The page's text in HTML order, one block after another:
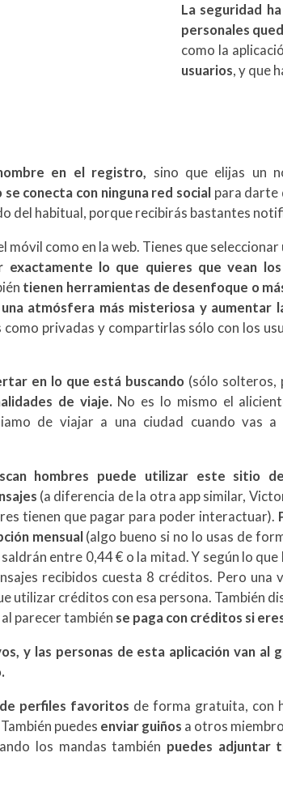
La seguridad
personales
como la
usuarios, y que
en el registro, sino que elijas un
se conecta con ninguna red social para darte
del habitual, porque recibirás bastantes
móvil como en la web. Tienes que
exactamente lo que quieres que vean los
tienen herramientas de desenfoque o
atmósfera más misteriosa y aumentar
privadas y compartirlas sólo con los
en lo que está buscando (sólo solteros,
de viaje. No es lo mismo el
de viajar a una ciudad cuando vas a
hombres puede utilizar este sitio
(a diferencia de la otra app similar,
tienen que pagar para poder interactuar).
mensual(algo bueno si no lo usas de
entre 0,44 € o la mitad. Y según lo
recibidos cuesta 8 créditos. Pero una
utilizar créditos con esa persona. También
parecer también se paga con créditos si
y las personas de esta aplicación van al
perfiles favoritos de forma gratuita, con
puedes enviar guiños a otros
los mandas también puedes adjuntar